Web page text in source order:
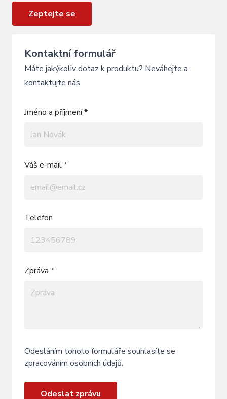
Zeptejte se
Kontaktní formulář
Máte jakýkoliv dotaz k produktu? Neváhejte a
kontaktujte nás.
Jméno a příjmení *
Váš e-mail *
Telefon
Zpráva *
Odesláním tohoto formuláře souhlasíte se
zpracováním osobních údajů.
Odeslat zprávu